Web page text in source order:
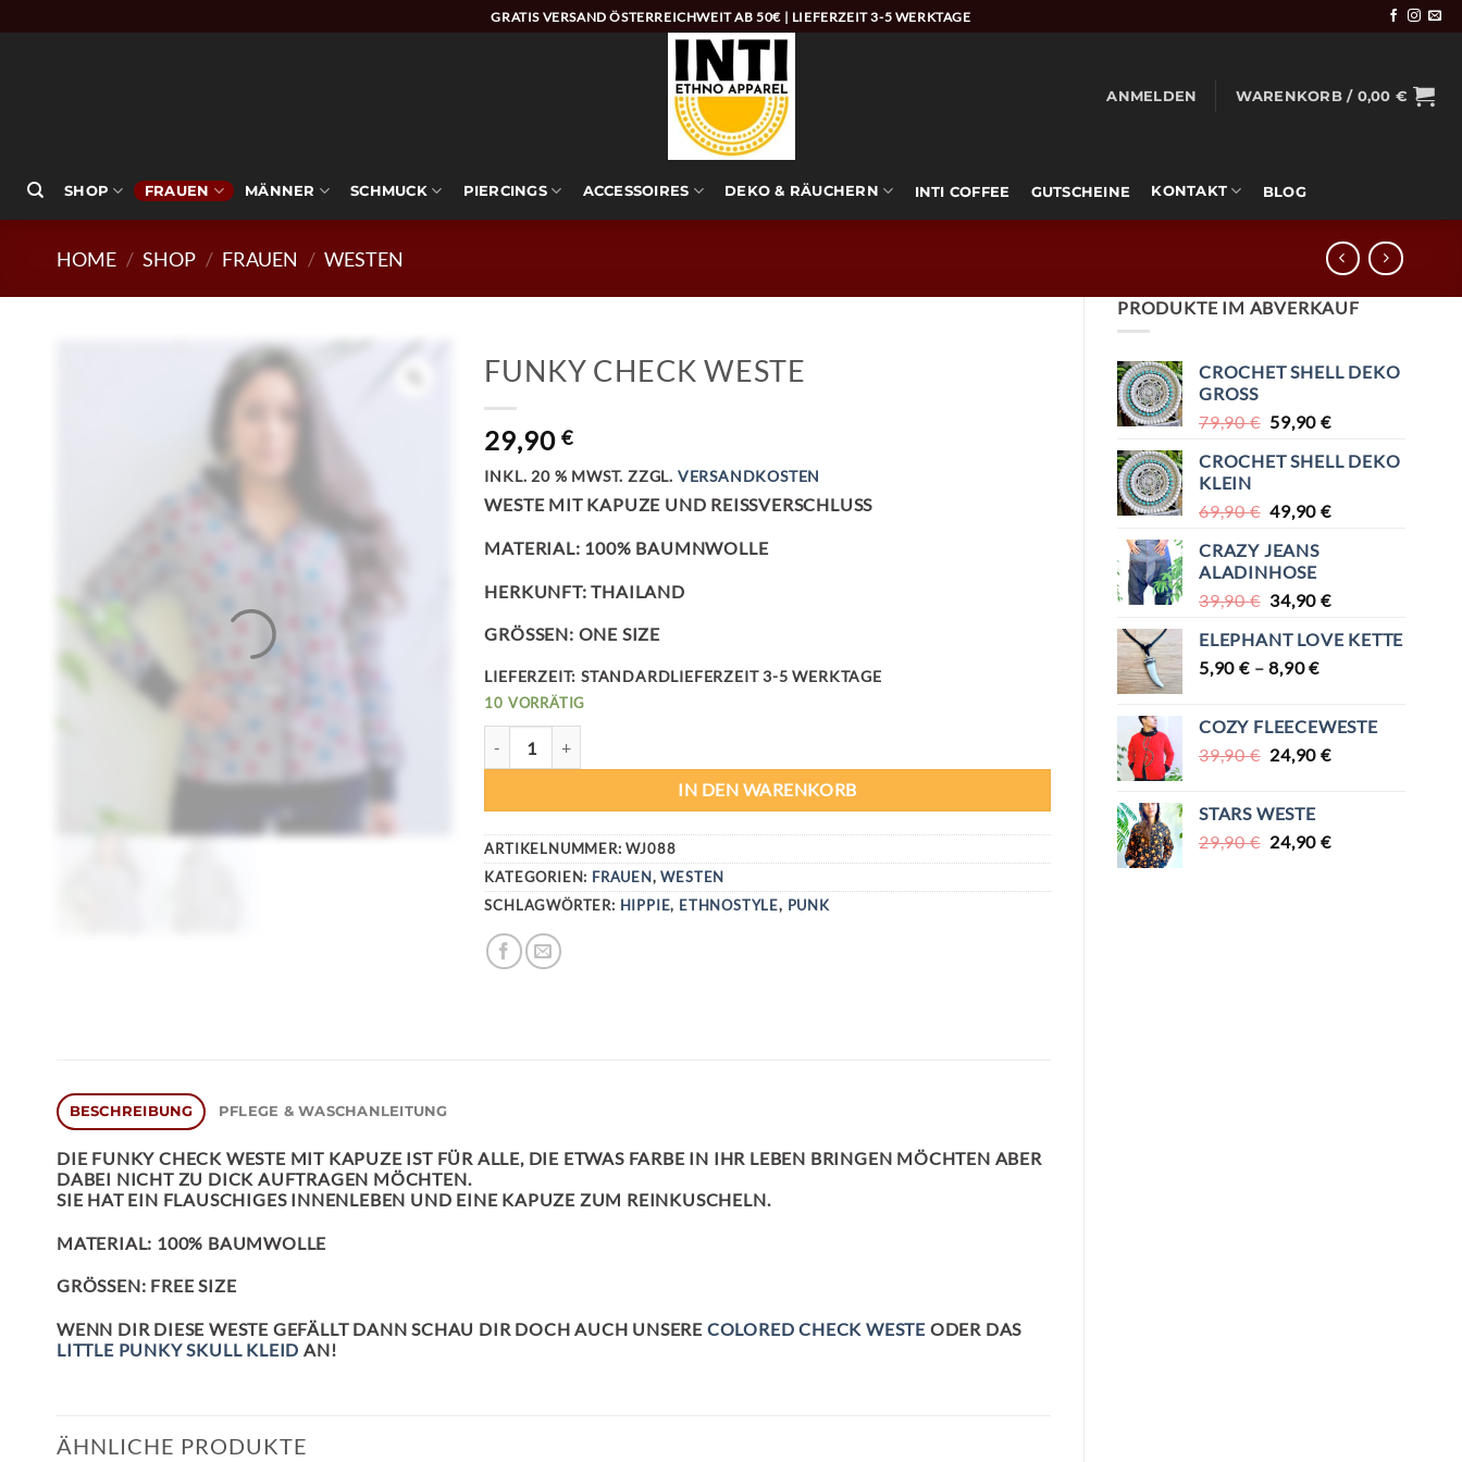
Inhalt
GRATIS VERSAND ÖSTERREICHWEIT AB 50€ | LIEFERZEIT 3-5 WERKTAGE
ANMELDEN WARENKORB / 0,00 €
SHOP FRAUEN MÄNNER SCHMUCK PIERCINGS ACCESSOIRES DEKO & RÄUCHERN INTI COFFEE GUTSCHEINE KONTAKT BLOG
HOME / SHOP / FRAUEN / WESTEN
PRODUKTE IM ABVERKAUF
CROCHET SHELL DEKO
GROSS
79,90€ URSPRÜNGLICHER
WAR:
59,90€AKTUELLER
IST:
CROCHET SHELL DEKO
KLEIN
69,90€ URSPRÜNGLICHER
WAR:
69,90 €
49,90€AKTUELLER
CRAZY JEANS
ALADINHOSE
39,90€ URSPRÜNGLICHER
WAR:
39,90 €
34,90€AKTUELLER
IST:
ELEPHANT LOVE KETTE
5,90 €–8,90€
COZY FLEECEWESTE
39,90€ URSPRÜNGLICHER
39,90 €
24,90€AKTUELLER
STARS WESTE
29,90€ URSPRÜNGLICHER
24,90€AKTUELLER
FUNKY CHECK WESTE
29,90€
INKL. 20 % MWST. ZZGL. VERSANDKOSTEN
WESTE MIT KAPUZE UND REISSVERSCHLUSS
MATERIAL: 100% BAUMNWOLLE
HERKUNFT: THAILAND
GRÖSSEN: ONE SIZE
LIEFERZEIT: STANDARDLIEFERZEIT 3-5 WERKTAGE
10 VORRÄTIG
IN DEN WARENKORB
ARTIKELNUMMER:WJ088
KATEGORIEN: FRAUEN,WESTEN
SCHLAGWÖRTER: HIPPIE, ETHNOSTYLE, PUNK
BESCHREIBUNG PFLEGE & WASCHANLEITUNG
DIE FUNKY CHECK WESTE MIT KAPUZE IST FÜR ALLE, DIE ETWAS FARBE IN IHR LEBEN BRINGEN MÖCHTEN ABER
DABEI NICHT ZU DICK AUFTRAGEN MÖCHTEN.
SIE HAT EIN FLAUSCHIGES INNENLEBEN UND EINE KAPUZE ZUM REINKUSCHELN.
MATERIAL: 100% BAUMWOLLE
GRÖSSEN: FREE SIZE
WENN DIR DIESE WESTE GEFÄLLT DANN SCHAU DIR DOCH AUCH UNSERE COLORED CHECK WESTE ODER DAS
LITTLE PUNKY SKULL KLEID AN!
ÄHNLICHE PRODUKTE